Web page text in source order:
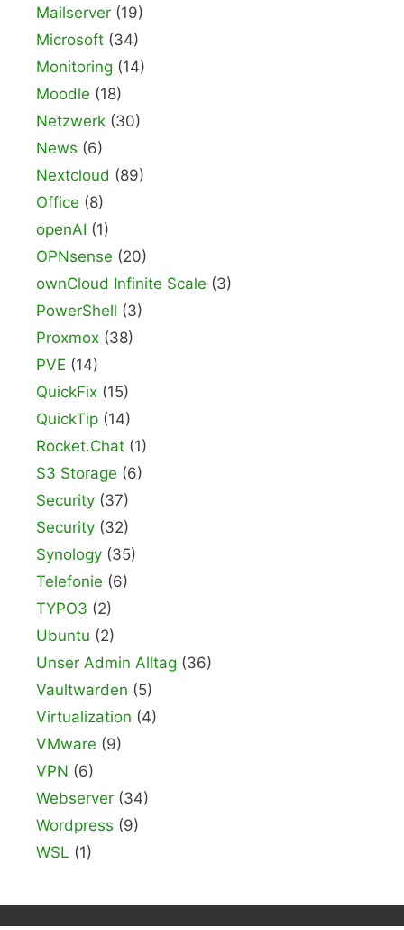
Mailserver (19)
Microsoft (34)
Monitoring (14)
Moodle (18)
Netzwerk (30)
News (6)
Nextcloud (89)
Office (8)
openAI (1)
OPNsense (20)
ownCloud Infinite Scale (3)
PowerShell (3)
Proxmox (38)
PVE (14)
QuickFix (15)
QuickTip (14)
Rocket.Chat (1)
S3 Storage (6)
Security (37)
Security (32)
Synology (35)
Telefonie (6)
TYPO3 (2)
Ubuntu (2)
Unser Admin Alltag (36)
Vaultwarden (5)
Virtualization (4)
VMware (9)
VPN (6)
Webserver (34)
Wordpress (9)
WSL (1)